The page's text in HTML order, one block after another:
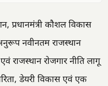
प्रधानमंत्री कौशल विकास
अनुरूप नवीनतम राजस्थान
राजस्थान रोजगार नीति लागू
डेयरी विकास एवं एक